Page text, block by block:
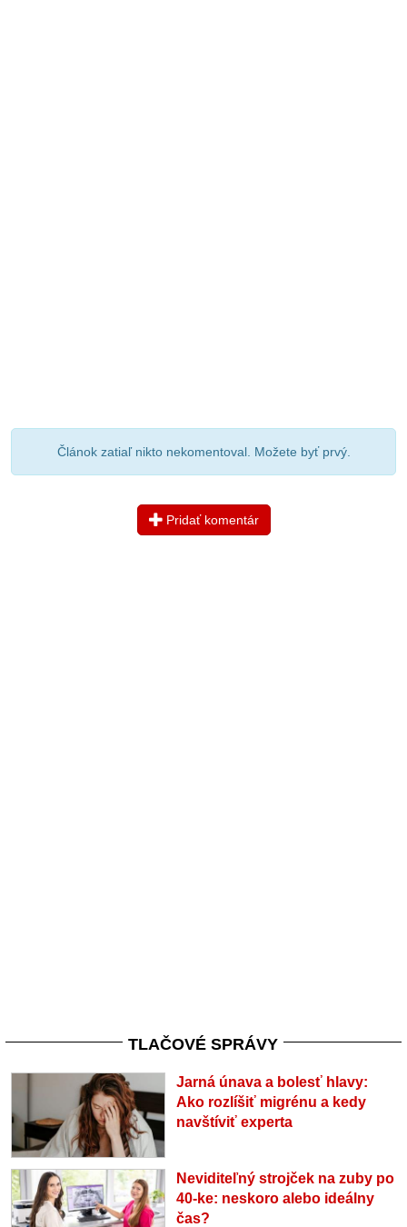
Článok zatiaľ nikto nekomentoval. Možete byť prvý.
Pridať komentár
TLAČOVÉ SPRÁVY
Jarná únava a bolesť hlavy:
Ako rozlíšiť migrénu a kedy
navštíviť experta
Neviditeľný strojček na zuby po
40-ke: neskoro alebo ideálny
čas?